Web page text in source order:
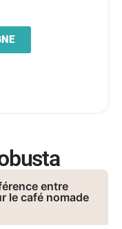
entre
le café nomade